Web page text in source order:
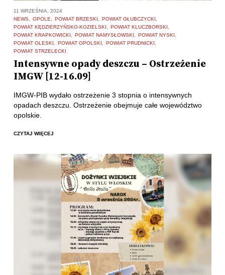
11 WRZEŚNIA, 2024
NEWS
OPOLE POWIAT BRZESKI
POWIAT GŁUBCZYCKI
POWIAT KĘDZIERZYŃSKO-KOZIELSKI
POWIAT KLUCZBORSKI
POWIAT KRAPKOWICKI
POWIAT NAMYSŁOWSKI
POWIAT NYSKI
POWIAT OLESKI
POWIAT OPOLSKI
POWIAT PRUDNICKI
POWIAT STRZELECKI
Intensywne opady deszczu – Ostrzeżenie
IMGW [12-16.09]
IMGW-PIB wydało ostrzeżenie 3 stopnia o intensywnych
opadach deszczu. Ostrzeżenie obejmuje całe województwo
opolskie.
CZYTAJ WIĘCEJ